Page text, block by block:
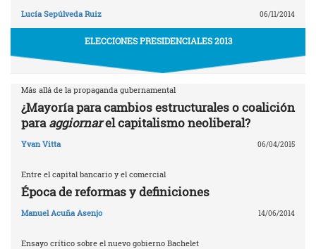
Lucía Sepúlveda Ruiz 06/11/2014
ELECCIONES PRESIDENCIALES 2013
Más allá de la propaganda gubernamental
¿Mayoría para cambios estructurales o coalición
paraaggiornarel capitalismo neoliberal?
Yvan Vitta 06/04/2015
Entre el capital bancario y el comercial
Época de reformas y definiciones
Manuel Acuña Asenjo 14/06/2014
Ensayo crítico sobre el nuevo gobierno Bachelet